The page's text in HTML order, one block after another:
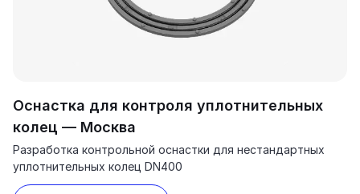
Оснастка для контроля уплотнительных
колец — Москва
Разработка контрольной оснастки для нестандартных
уплотнительных колец DN400